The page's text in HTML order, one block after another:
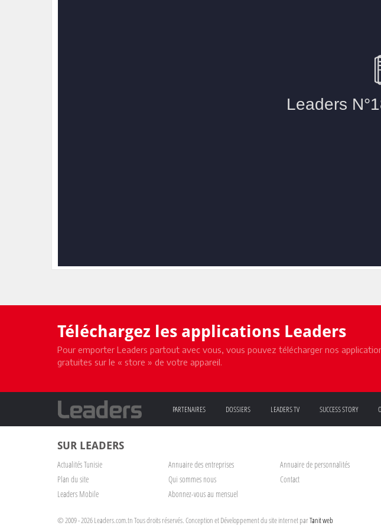
Téléchargez les applications Leaders
Pour emporter Leaders partout avec vous, vous pouvez télécharger nos
gratuites sur le « store » de votre appareil.
PARTENAIRES DOSSIERS LEADERS TV SUCCESS STORY
SUR LEADERS
Actualités Tunisie Annuaire des entreprises
Annuaire de personnalités
Plan du site
Qui sommes nous
Contact
Leaders Mobile
Abonnez-vous au mensuel
© 2009 - 2026 Leaders.com.tn Tous droits réservés.Conception et Développement du site internet parTanit web